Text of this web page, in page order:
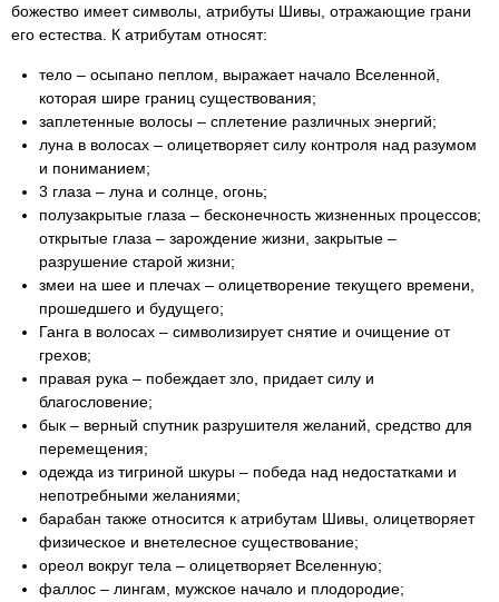
божество имеет символы, атрибуты Шивы, отражающие грани
его естества. К атрибутам относят:
тело – осыпано пеплом, выражает начало Вселенной,
которая шире границ существования;
заплетенные волосы – сплетение различных энергий;
луна в волосах – олицетворяет силу контроля над разумом
и пониманием;
3 глаза – луна и солнце, огонь;
полузакрытые глаза – бесконечность жизненных процессов;
открытые глаза – зарождение жизни, закрытые –
разрушение старой жизни;
змеи на шее и плечах – олицетворение текущего времени,
прошедшего и будущего;
Ганга в волосах – символизирует снятие и очищение от
грехов;
правая рука – побеждает зло, придает силу и
благословение;
бык – верный спутник разрушителя желаний, средство для
перемещения;
одежда из тигриной шкуры – победа над недостатками и
непотребными желаниями;
барабан также относится к атрибутам Шивы, олицетворяет
физическое и внетелесное существование;
ореол вокруг тела – олицетворяет Вселенную;
фаллос – лингам, мужское начало и плодородие;